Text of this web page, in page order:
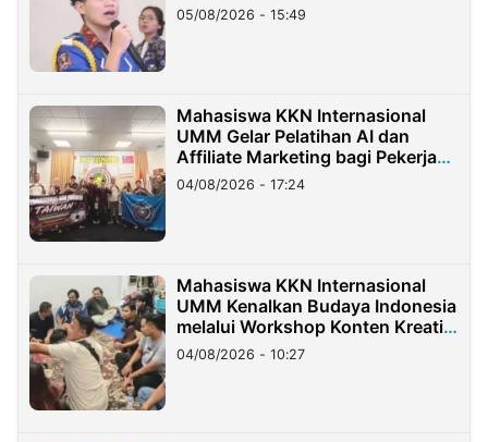
05/08/2026 - 15:49
Mahasiswa KKN Internasional
UMM Gelar Pelatihan AI dan
Affiliate Marketing bagi Pekerja
Migran Indonesia di Taiwan
04/08/2026 - 17:24
Mahasiswa KKN Internasional
UMM Kenalkan Budaya Indonesia
melalui Workshop Konten Kreatif
di Taiwan
04/08/2026 - 10:27